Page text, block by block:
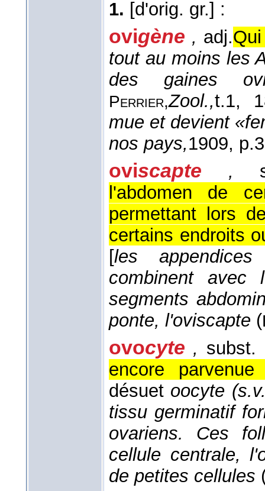
1. [d'orig. gr.] :
ovigène , adj.
tout au moins les
des gaines
Perrier,Zool.,t.1,
mue et devient
nos pays,1909,
oviscapte ,
l'abdomen de
permettant lors
certains endroits
[les
combinent avec
segments
ponte, l'oviscapte (
ovocyte , subst.
encore
désuet oocyte
tissu germinatif
ovariens. Ces
cellule centrale,
de petites cellules